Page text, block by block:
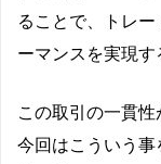
ることで、トレ
ーマンスを実現す
この取引の一貫性
今回はこういう